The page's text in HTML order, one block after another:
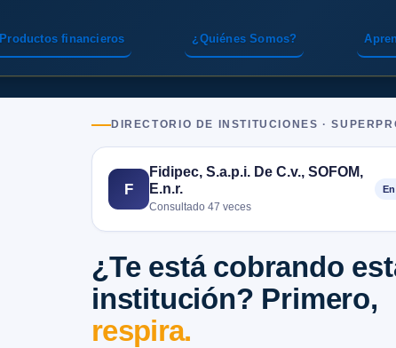
Productos financieros ¿Quiénes Somos?
DIRECTORIO DE INSTITUCIONES ·
F
Fidipec, S.a.p.i. De C.v., SOFOM,
E.n.r.
Consultado 47 veces
¿Te está cobrando
institución? Primero,
respira.